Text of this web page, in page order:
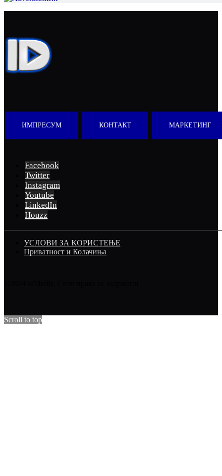
ИМПРЕСУМ КОНТАКТ МАРКЕТИНГ
Facebook
Twitter
Instagram
Youtube
LinkedIn
Houzz
УСЛОВИ ЗА КОРИСТЕЊЕ
Приватност и Колачиња
Scroll to top